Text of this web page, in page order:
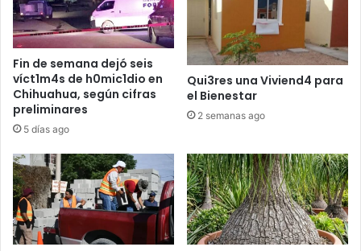
Fin de semana dejó seis
víct1m4s de h0mic1dio en
Chihuahua, según cifras
preliminares
5 días ago
Qui3res una Viviend4 para
el Bienestar
2 semanas ago